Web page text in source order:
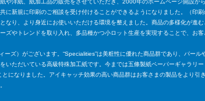
や洋紙、紙加工品の販売をさせていただき、2000年のホームページ開設
に新規に印刷のご相談を受け付けることができるようになりました。（印
なり、より身近にお使いいただける環境を整えました。商品の多様化が進
ズやトレンドを取り入れ、多品種かつ小ロット生産を実現することで、お
ーズ）がございます。“Specialities”は美粧性に優れた商品群であり、パー
いただいている高級特殊加工紙です。今までは五條製紙ペーパーギャラ
になりました。アイキャッチ効果の高い商品群はお客さまの製品をより